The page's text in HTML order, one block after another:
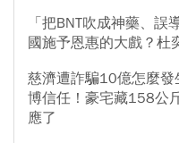
「把BNT吹成神藥、
國施予恩惠的大戲？杜
慈濟遭詐騙10億怎麼
博信任！豪宅藏158公
應了